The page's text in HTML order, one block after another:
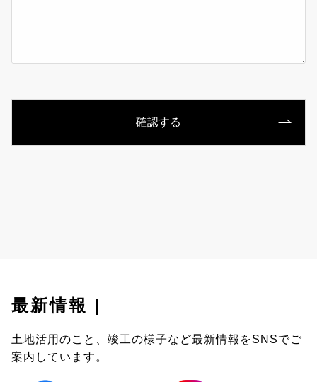

最新情報
土地活用のこと、竣工の様子など最新情報をSNSでご
案内しています。